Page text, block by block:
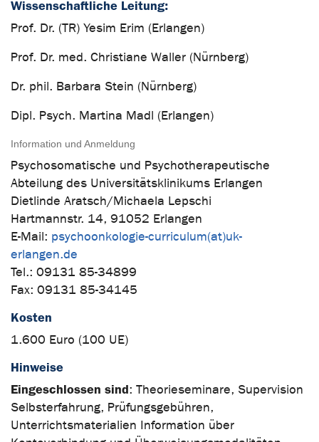
Wissenschaftliche Leitung:
Prof. Dr. (TR) Yesim Erim (Erlangen)
Prof. Dr. med. Christiane Waller (Nürnberg)
Dr. phil. Barbara Stein (Nürnberg)
Dipl. Psych. Martina Madl (Erlangen)
Information und Anmeldung
Psychosomatische und Psychotherapeutische
Abteilung des Universitätsklinikums Erlangen
Dietlinde Aratsch/Michaela Lepschi
Hartmannstr. 14, 91052 Erlangen
E-Mail: psychoonkologie-curriculum(at)uk-
erlangen.de
Tel.: 09131 85-34899
Fax: 09131 85-34145
Kosten
1.600 Euro (100 UE)
Hinweise
Eingeschlossen sind: Theorieseminare, Supervision
Selbsterfahrung, Prüfungsgebühren,
Unterrichtsmaterialien Information über